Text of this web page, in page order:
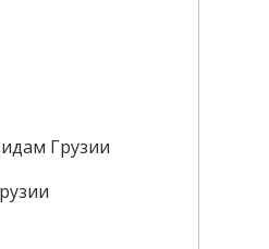
Грузии